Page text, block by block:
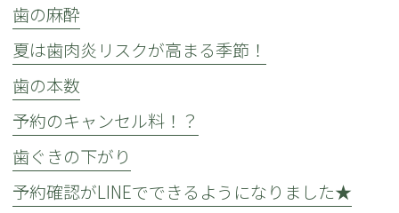
歯の麻酔
夏は歯肉炎リスクが高まる季節！
歯の本数
予約のキャンセル料！？
歯ぐきの下がり
予約確認がLINEでできるようになりました★